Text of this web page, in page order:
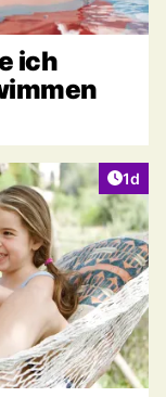
ich
1d